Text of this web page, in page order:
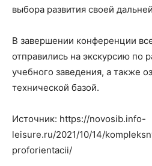
выбора развития своей
В завершении конференции
отправились на экскурсию по
учебного заведения, а также
технической базой.
Источник: https://novosib.info-
leisure.ru/2021/10/14/
proforientacii/